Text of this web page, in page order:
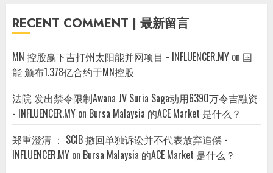
RECENT COMMENT | 最新留言
MN 控股赢下吉打州太阳能并网项目 - INFLUENCER.MY on 国
能 颁布1.378亿合约于MN控股
法院 发出禁令限制Awana JV Suria Saga动用6390万令吉融资
- INFLUENCER.MY on Bursa Malaysia 的ACE Market 是什么？
郑重澄清 ： SCIB 撤回单独诉讼并不代表放弃追偿 -
INFLUENCER.MY on Bursa Malaysia 的ACE Market 是什么？